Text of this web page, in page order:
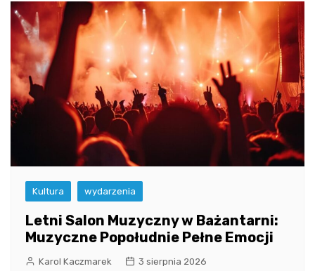
Kultura wydarzenia
Letni Salon Muzyczny w Bażantarni:
Muzyczne Popołudnie Pełne Emocji
Karol Kaczmarek 3 sierpnia 2026